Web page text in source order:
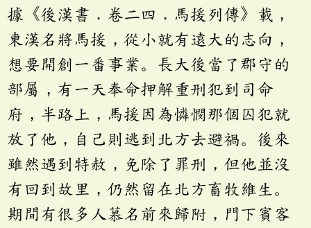
據《後漢書．卷二四．馬援列傳》載，
東漢名將馬援，從小就有遠大的志向，
想要開創一番事業。長大後當了郡守的
部屬，有一天奉命押解重刑犯到司命
府，半路上，馬援因為憐憫那個囚犯就
放了他，自己則逃到北方去避禍。後來
雖然遇到特赦，免除了罪刑，但他並沒
有回到故里，仍然留在北方畜牧維生。
期間有很多人慕名前來歸附，門下賓客